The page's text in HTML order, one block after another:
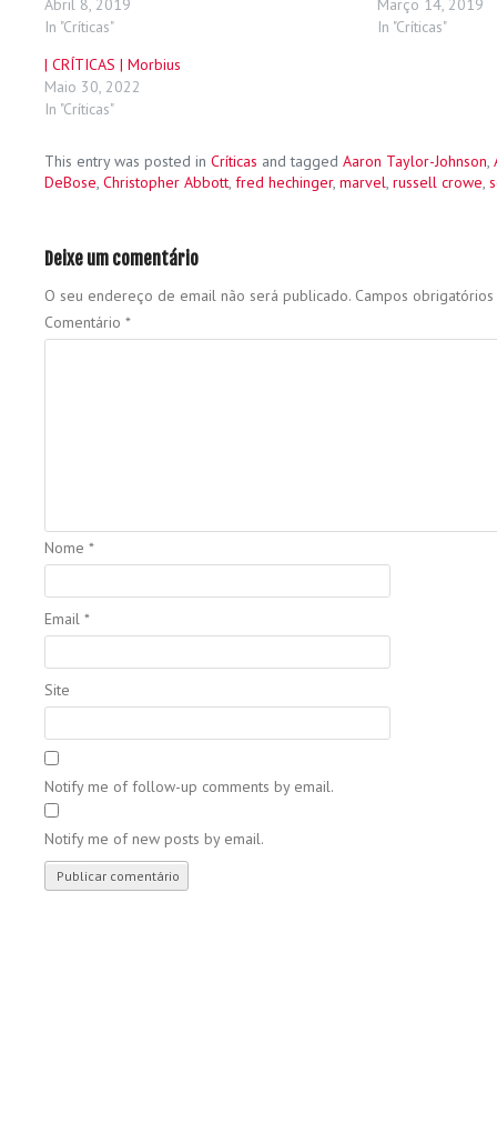
Abril 8, 2019
In "Críticas"
Março 14, 2019
In "Críticas"
| CRÍTICAS | Morbius
Maio 30, 2022
In "Críticas"
This entry was posted in Críticas and tagged Aaron Taylor-Johnson,
DeBose, Christopher Abbott, fred hechinger, marvel, russell crowe,
Deixe um comentário
O seu endereço de email não será publicado. Campos
Comentário *
Nome *
Email *
Site
Notify me of follow-up comments by email.
Notify me of new posts by email.